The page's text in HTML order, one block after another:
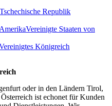
Tschechische Republik
Vereinigte Staaten von
Königreich
oder in den Ländern Tirol,
ist echonet für Kunden